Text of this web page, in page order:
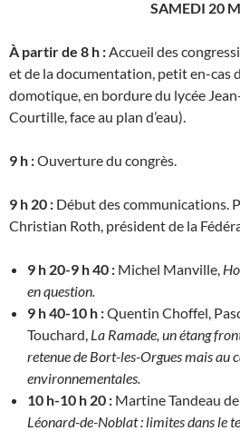
SAMEDI 20
À partir de 8 h : Accueil des
et de la documentation, petit en-cas
domotique, en bordure du lycée
Courtille, face au plan d’eau).
9 h :Ouverture du congrès.
9 h 20 : Début des communications.
Christian Roth, président de la
9 h 20-9 h 40 : Michel Manville,
en question.
9 h 40-10 h :Quentin Choffel,
Touchard, La Ramade, un étang
retenue de Bort-les-Orgues mais au
environnementales.
10 h-10 h 20 : Martine Tandeau
Léonard-de-Noblat : limites dans le